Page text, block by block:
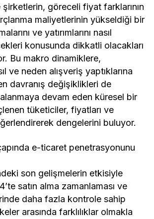
göreceli fiyat farklarının
maliyetlerinin yükseldiği bir
ve yatırımlarını nasıl
konusunda dikkatli olacakları
Bu makro dinamiklere,
ve neden alışveriş yaptıklarına
davranış değişiklikleri de
devam eden küresel bir
tüketiciler, fiyatları ve
dengelerini buluyor.
e-ticaret penetrasyonunu
son gelişmelerin etkisiyle
satın alma zamanlaması ve
daha fazla kontrole sahip
arasında farklılıklar olmakla